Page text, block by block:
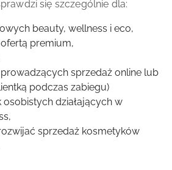
się szczególnie dla:
beauty, wellness i eco,
premium,
sprzedaż online lub
podczas zabiegu)
działających w
sprzedaż kosmetyków